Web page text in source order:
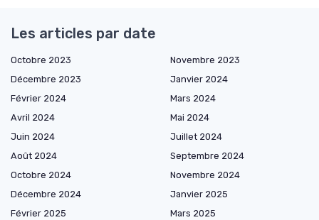
Les articles par date
Octobre 2023
Novembre 2023
Décembre 2023
Janvier 2024
Février 2024
Mars 2024
Avril 2024
Mai 2024
Juin 2024
Juillet 2024
Août 2024
Septembre 2024
Octobre 2024
Novembre 2024
Décembre 2024
Janvier 2025
Février 2025
Mars 2025